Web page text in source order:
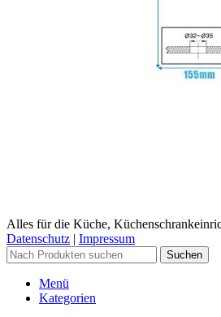
Alles für die Küche,
Datenschutz | Impressum
Suchen
Menü
Kategorien